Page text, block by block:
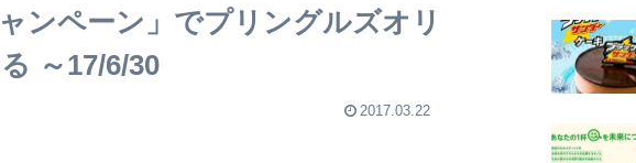
ンペーン」でプリングルズオリ
～17/6/30
2017.03.22